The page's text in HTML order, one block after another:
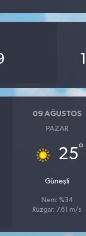
09 AĞUSTOS
PAZAR
25°
Güneşli
Nem: %34
Rüzgar: 7.61 m/s